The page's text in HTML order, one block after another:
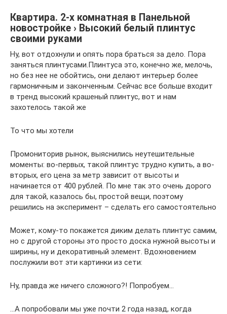
Квартира. 2-х комнатная в Панельной
новостройке › Высокий белый плинтус
своими руками
Ну, вот отдохнули и опять пора браться за дело. Пора
заняться плинтусами.Плинтуса это, конечно же, мелочь,
но без нее не обойтись, они делают интерьер более
гармоничным и законченным. Сейчас все больше входит
в тренд высокий крашеный плинтус, вот и нам
захотелось такой же
То что мы хотели
Промониторив рынок, выяснились неутешительные
моменты: во-первых, такой плинтус трудно купить, а во-
вторых, его цена за метр зависит от высоты и
начинается от 400 рублей. По мне так это очень дорого
для такой, казалось бы, простой вещи, поэтому
решились на эксперимент – сделать его самостоятельно
Может, кому-то покажется диким делать плинтус самим,
но с другой стороны это просто доска нужной высоты и
ширины, ну и декоративный элемент. Вдохновением
послужили вот эти картинки из сети:
Ну, правда же ничего сложного?! Попробуем…
…А попробовали мы уже почти 2 года назад, когда